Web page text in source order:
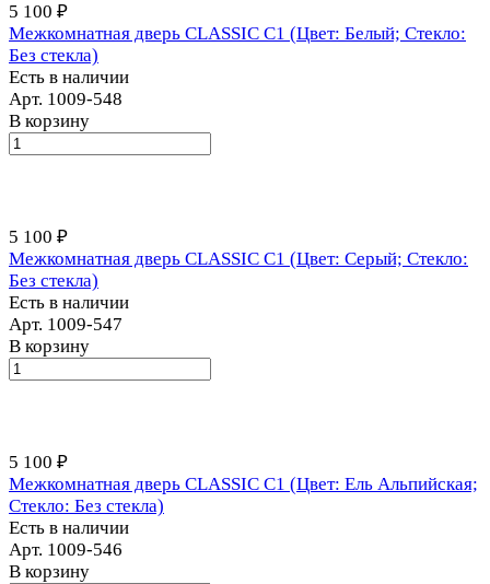
5 100 ₽
Межкомнатная дверь CLASSIC С1 (Цвет: Белый; Стекло:
Без стекла)
Есть в наличии
Арт. 1009-548
В корзину
5 100 ₽
Межкомнатная дверь CLASSIC С1 (Цвет: Серый; Стекло:
Без стекла)
Есть в наличии
Арт. 1009-547
В корзину
5 100 ₽
Межкомнатная дверь CLASSIC С1 (Цвет: Ель Альпийская;
Стекло: Без стекла)
Есть в наличии
Арт. 1009-546
В корзину